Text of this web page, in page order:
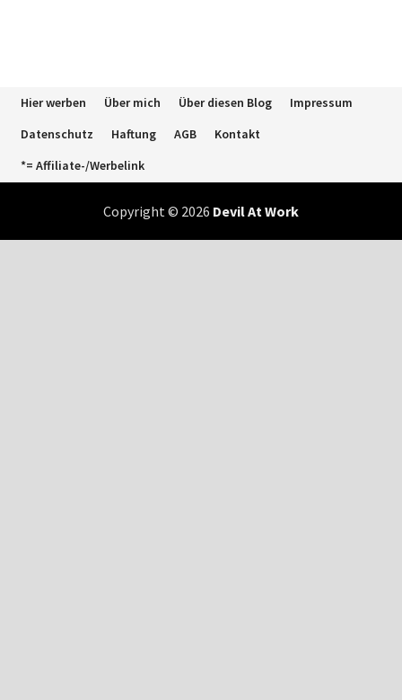
Hier werben Über mich Über diesen Blog
Impressum
Datenschutz
Haftung AGB
Kontakt
*= Affiliate-/Werbelink
Copyright © 2026 Devil At Work